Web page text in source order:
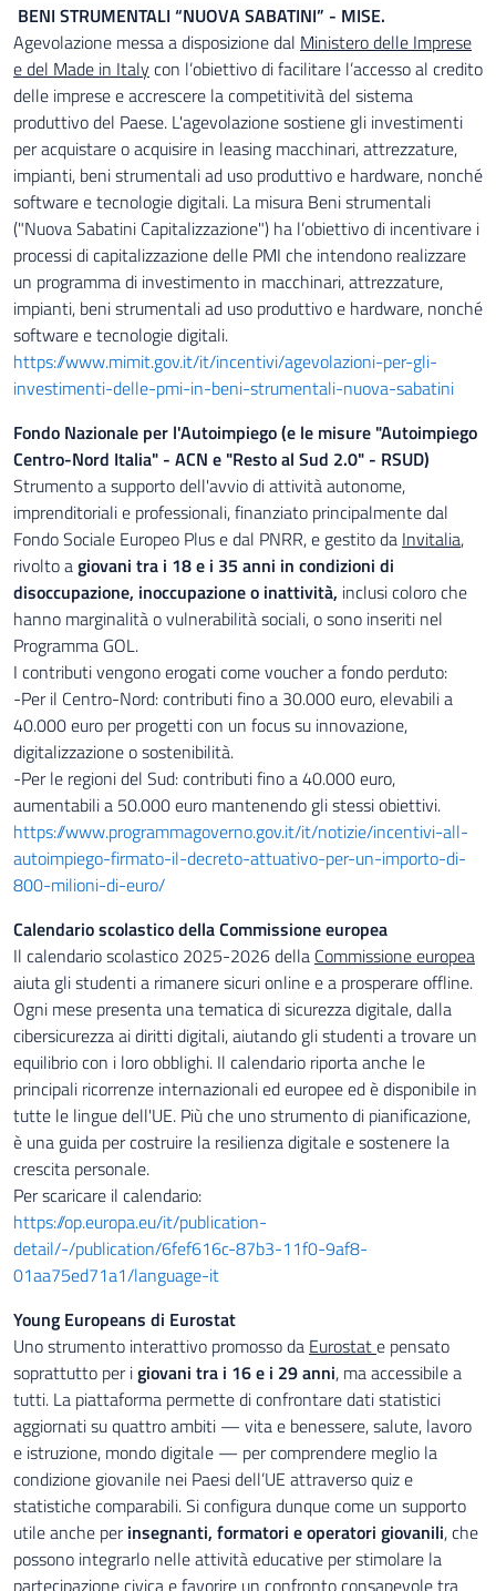
BENI STRUMENTALI “NUOVA SABATINI” - MISE.
Agevolazione messa a disposizione dal Ministero delle Imprese
e del Made in Italy con l’obiettivo di facilitare l’accesso al credito
delle imprese e accrescere la competitività del sistema
produttivo del Paese. L'agevolazione sostiene gli investimenti
per acquistare o acquisire in leasing macchinari, attrezzature,
impianti, beni strumentali ad uso produttivo e hardware, nonché
software e tecnologie digitali. La misura Beni strumentali
("Nuova Sabatini Capitalizzazione") ha l’obiettivo di incentivare i
processi di capitalizzazione delle PMI che intendono realizzare
un programma di investimento in macchinari, attrezzature,
impianti, beni strumentali ad uso produttivo e hardware, nonché
software e tecnologie digitali.
https://www.mimit.gov.it/it/incentivi/agevolazioni-per-gli-
investimenti-delle-pmi-in-beni-strumentali-nuova-sabatini
Fondo Nazionale per l'Autoimpiego (e le misure "Autoimpiego
Centro-Nord Italia" - ACN e "Resto al Sud 2.0" - RSUD)
Strumento a supporto dell'avvio di attività autonome,
imprenditoriali e professionali, finanziato principalmente dal
Fondo Sociale Europeo Plus e dal PNRR, e gestito da Invitalia,
rivolto agiovani tra i 18 e i 35 anni in condizioni di
disoccupazione, inoccupazione o inattività, inclusi coloro che
hanno marginalità o vulnerabilità sociali, o sono inseriti nel
Programma GOL.
I contributi vengono erogati come voucher a fondo perduto:
-Per il Centro-Nord: contributi fino a 30.000 euro, elevabili a
40.000 euro per progetti con un focus su innovazione,
digitalizzazione o sostenibilità.
-Per le regioni del Sud: contributi fino a 40.000 euro,
aumentabili a 50.000 euro mantenendo gli stessi obiettivi.
https://www.programmagoverno.gov.it/it/notizie/incentivi-all-
autoimpiego-firmato-il-decreto-attuativo-per-un-importo-di-
800-milioni-di-euro/
Calendario scolastico della Commissione europea
Il calendario scolastico 2025-2026 della Commissione europea
aiuta gli studenti a rimanere sicuri online e a prosperare offline.
Ogni mese presenta una tematica di sicurezza digitale, dalla
cibersicurezza ai diritti digitali, aiutando gli studenti a trovare un
equilibrio con i loro obblighi. Il calendario riporta anche le
principali ricorrenze internazionali ed europee ed è disponibile in
tutte le lingue dell'UE. Più che uno strumento di pianificazione,
è una guida per costruire la resilienza digitale e sostenere la
crescita personale.
Per scaricare il calendario:
https://op.europa.eu/it/publication-
detail/-/publication/6fef616c-87b3-11f0-9af8-
01aa75ed71a1/language-it
Young Europeans di Eurostat
Uno strumento interattivo promosso da Eurostate pensato
soprattutto per igiovani tra i 16 e i 29 anni, ma accessibile a
tutti. La piattaforma permette di confrontare dati statistici
aggiornati su quattro ambiti — vita e benessere, salute, lavoro
e istruzione, mondo digitale — per comprendere meglio la
condizione giovanile nei Paesi dell’UE attraverso quiz e
statistiche comparabili. Si configura dunque come un supporto
utile anche perinsegnanti, formatori e operatori giovanili, che
possono integrarlo nelle attività educative per stimolare la
partecipazione civica e favorire un confronto consapevole tra